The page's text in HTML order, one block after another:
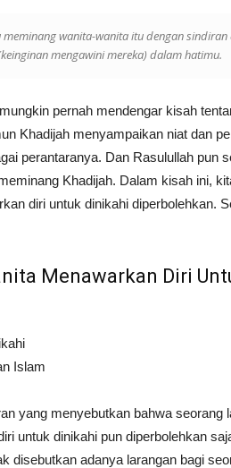
wanita-wanita itu dengan
mengawini mereka) dalam hatimu.
pernah mendengar kisah
Khadijah menyampaikan niat dan
perantaranya. Dan Rasulullah pun
Khadijah. Dalam kisah ini,
diri untuk dinikahi diperbolehkan.
Menawarkan Diri
yang menyebutkan bahwa seorang
untuk dinikahi pun diperbolehkan
disebutkan adanya larangan bagi